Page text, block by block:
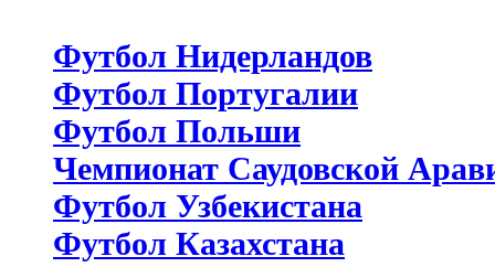
Футбол Нидерландов
Футбол Португалии
Футбол Польши
Чемпионат Саудовской
Футбол Узбекистана
Футбол Казахстана